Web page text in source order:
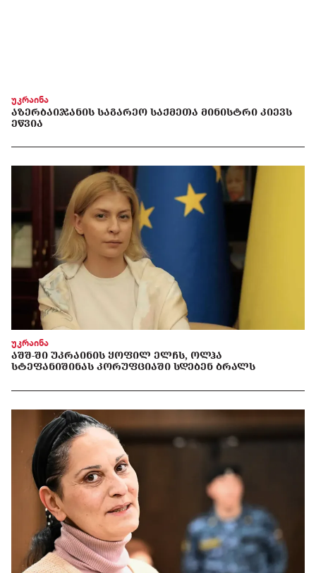
უკრაინა
ᲐᲖᲔᲠᲑᲐᲘᲯᲐᲜᲘᲡ ᲡᲐᲒᲐᲠᲔᲝ ᲡᲐᲥᲛᲔᲗᲐ ᲛᲘᲜᲘᲡᲢᲠᲘ ᲙᲘᲔᲕᲡ
ᲔᲬᲕᲘᲐ
უკრაინა
ᲐᲨᲨ-ᲨᲘ ᲣᲙᲠᲐᲘᲜᲘᲡ ᲧᲝᲤᲘᲚ ᲔᲚᲩᲡ, ᲝᲚᲰᲐ
ᲡᲢᲔᲤᲐᲜᲘᲨᲘᲜᲐᲡ ᲙᲝᲠᲣᲤᲪᲘᲐᲨᲘ ᲡᲓᲔᲑᲔᲜ ᲑᲠᲐᲚᲡ